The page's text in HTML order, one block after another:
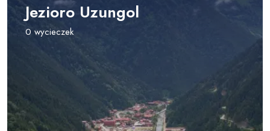
Jezioro Uzungol
0 wycieczek